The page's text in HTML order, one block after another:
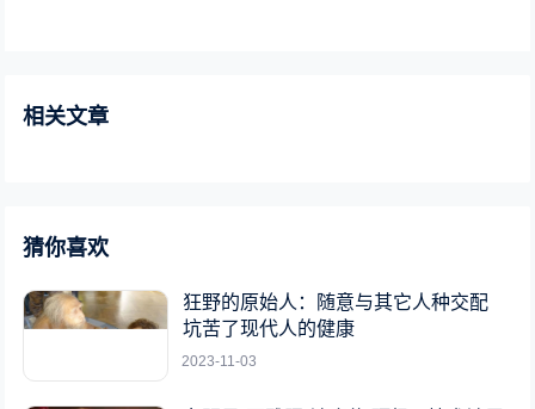
相关文章
猜你喜欢
狂野的原始人：随意与其它人种交配
坑苦了现代人的健康
2023-11-03